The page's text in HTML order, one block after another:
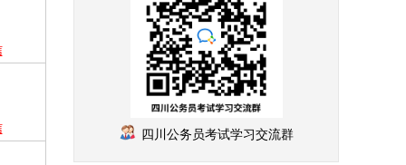
四川公务员考试学习交流群